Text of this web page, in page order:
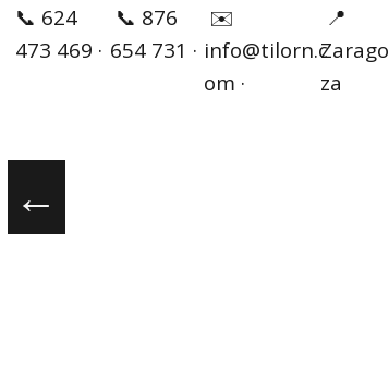
📞 624
473 469 ·
📞 876
654 731 ·
✉️
info@tilorn.c
om ·
📍
Zarago
za
←